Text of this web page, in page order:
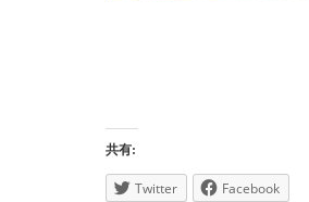
共有:
Twitter Facebook